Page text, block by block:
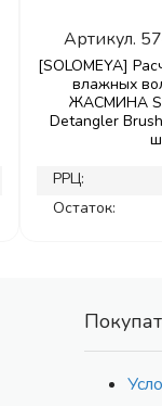
Артикул.
[SOLOMEYA]
влажных
ЖАСМИНА
Detangler
РРЦ:
Остаток: